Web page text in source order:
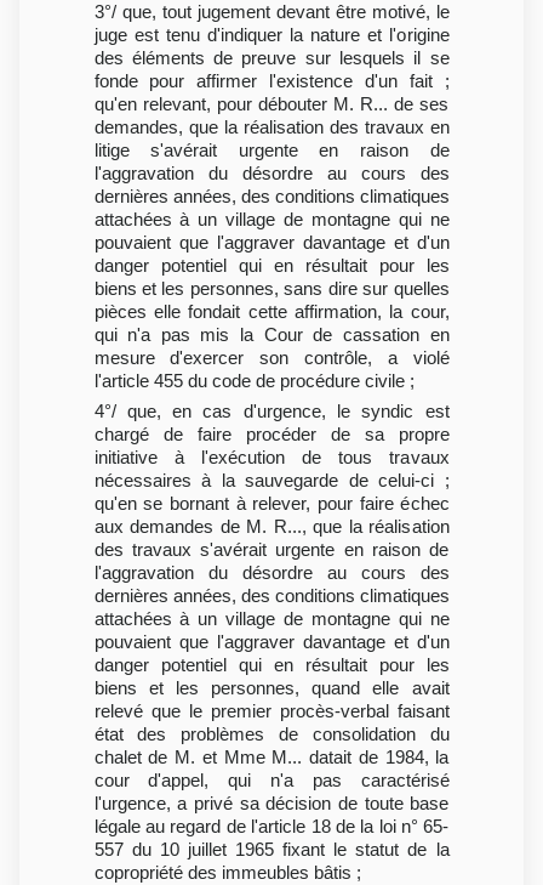
3°/ que, tout jugement devant être motivé, le
juge est tenu d'indiquer la nature et l'origine
des éléments de preuve sur lesquels il se
fonde pour affirmer l'existence d'un fait ;
qu'en relevant, pour débouter M. R... de ses
demandes, que la réalisation des travaux en
litige s'avérait urgente en raison de
l'aggravation du désordre au cours des
dernières années, des conditions climatiques
attachées à un village de montagne qui ne
pouvaient que l'aggraver davantage et d'un
danger potentiel qui en résultait pour les
biens et les personnes, sans dire sur quelles
pièces elle fondait cette affirmation, la cour,
qui n'a pas mis la Cour de cassation en
mesure d'exercer son contrôle, a violé
l'article 455 du code de procédure civile ;
4°/ que, en cas d'urgence, le syndic est
chargé de faire procéder de sa propre
initiative à l'exécution de tous travaux
nécessaires à la sauvegarde de celui-ci ;
qu'en se bornant à relever, pour faire échec
aux demandes de M. R..., que la réalisation
des travaux s'avérait urgente en raison de
l'aggravation du désordre au cours des
dernières années, des conditions climatiques
attachées à un village de montagne qui ne
pouvaient que l'aggraver davantage et d'un
danger potentiel qui en résultait pour les
biens et les personnes, quand elle avait
relevé que le premier procès-verbal faisant
état des problèmes de consolidation du
chalet de M. et Mme M... datait de 1984, la
cour d'appel, qui n'a pas caractérisé
l'urgence, a privé sa décision de toute base
légale au regard de l'article 18 de la loi n° 65-
557 du 10 juillet 1965 fixant le statut de la
copropriété des immeubles bâtis ;